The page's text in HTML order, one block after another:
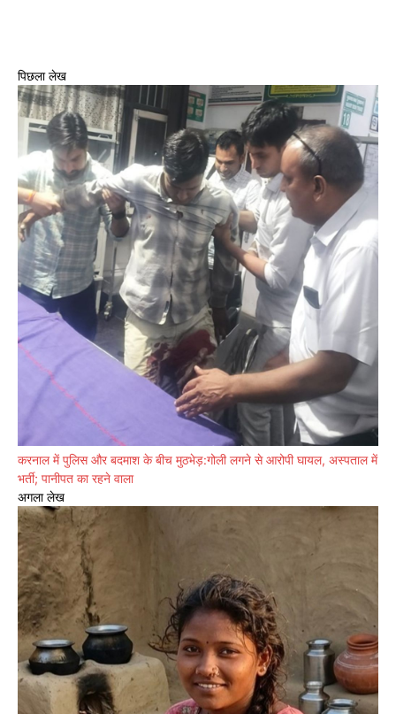
पिछला लेख
करनाल में पुलिस और बदमाश के बीच मुठभेड़:गोली लगने से आरोपी घायल, अस्पताल में
भर्ती; पानीपत का रहने वाला
अगला लेख